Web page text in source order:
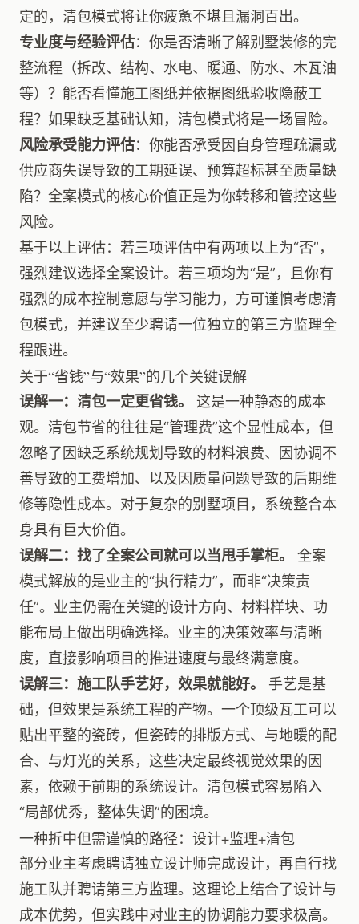
定的，清包模式将让你疲惫不堪且漏洞百出。
专业度与经验评估：你是否清晰了解别墅装修的完
整流程（拆改、结构、水电、暖通、防水、木瓦油
等）？能否看懂施工图纸并依据图纸验收隐蔽工
程？如果缺乏基础认知，清包模式将是一场冒险。
风险承受能力评估：你能否承受因自身管理疏漏或
供应商失误导致的工期延误、预算超标甚至质量缺
陷？全案模式的核心价值正是为你转移和管控这些
风险。
基于以上评估：若三项评估中有两项以上为“否”，
强烈建议选择全案设计。若三项均为“是”，且你有
强烈的成本控制意愿与学习能力，方可谨慎考虑清
包模式，并建议至少聘请一位独立的第三方监理全
程跟进。
关于“省钱”与“效果”的几个关键误解
误解一：清包一定更省钱。
这是一种静态的成本
观。清包节省的往往是“管理费”这个显性成本，但
忽略了因缺乏系统规划导致的材料浪费、因协调不
善导致的工费增加、以及因质量问题导致的后期维
修等隐性成本。对于复杂的别墅项目，系统整合本
身具有巨大价值。
误解二：找了全案公司就可以当甩手掌柜。
全案
模式解放的是业主的“执行精力”，而非“决策责
任”。业主仍需在关键的设计方向、材料样块、功
能布局上做出明确选择。业主的决策效率与清晰
度，直接影响项目的推进速度与最终满意度。
误解三：施工队手艺好，效果就能好。
手艺是基
础，但效果是系统工程的产物。一个顶级瓦工可以
贴出平整的瓷砖，但瓷砖的排版方式、与地暖的配
合、与灯光的关系，这些决定最终视觉效果的因
素，依赖于前期的系统设计。清包模式容易陷入
“局部优秀，整体失调”的困境。
一种折中但需谨慎的路径：设计+监理+清包
部分业主考虑聘请独立设计师完成设计，再自行找
施工队并聘请第三方监理。这理论上结合了设计与
成本优势，但实践中对业主的协调能力要求极高。